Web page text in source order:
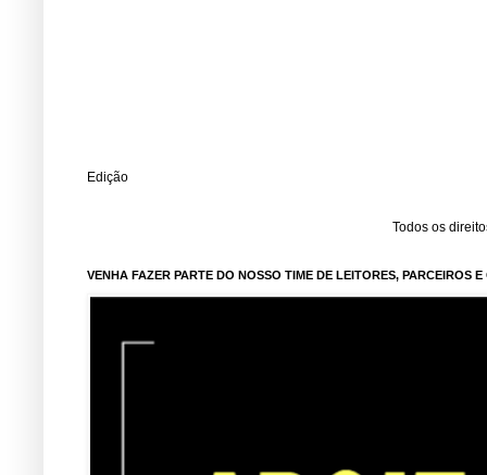
Edição
Todos os
VENHA FAZER PARTE DO NOSSO TIME DE LEITORES, PARCEIROS